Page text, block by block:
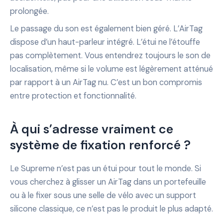
prolongée.
Le passage du son est également bien géré. L’AirTag
dispose d’un haut-parleur intégré. L’étui ne l’étouffe
pas complètement. Vous entendrez toujours le son de
localisation, même si le volume est légèrement atténué
par rapport à un AirTag nu. C’est un bon compromis
entre protection et fonctionnalité.
À qui s’adresse vraiment ce
système de fixation renforcé ?
Le Supreme n’est pas un étui pour tout le monde. Si
vous cherchez à glisser un AirTag dans un portefeuille
ou à le fixer sous une selle de vélo avec un support
silicone classique, ce n’est pas le produit le plus adapté.